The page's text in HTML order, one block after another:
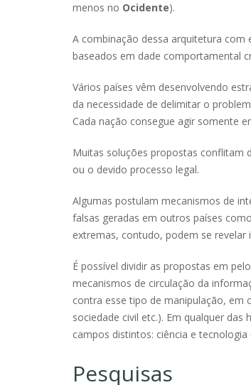
menos no Ocidente).
A combinação dessa arquitetura
baseados em dade comportamental
Vários países vêm desenvolvendo
da necessidade de delimitar o
Cada nação consegue agir somente
Muitas soluções propostas conflitam
ou o devido processo legal.
Algumas postulam mecanismos de
falsas geradas em outros países
extremas, contudo, podem se revelar
É possível dividir as propostas em
mecanismos de circulação da
contra esse tipo de manipulação, em
sociedade civil etc.). Em qualquer
campos distintos: ciência e
Pesquisas